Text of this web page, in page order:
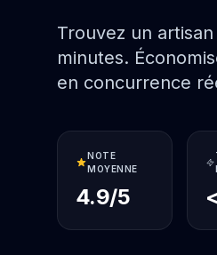
Trouvez un
minutes.
en concurrence
NOTE
MOYENNE
4.9/5